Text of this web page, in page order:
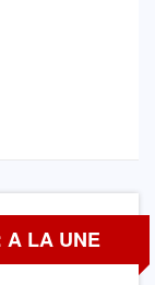
A LA UNE